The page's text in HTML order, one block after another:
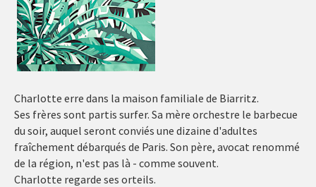
Charlotte erre dans la maison familiale de Biarritz.
Ses frères sont partis surfer. Sa mère orchestre le barbecue
du soir, auquel seront conviés une dizaine d'adultes
fraîchement débarqués de Paris. Son père, avocat renommé
de la région, n'est pas là - comme souvent.
Charlotte regarde ses orteils.